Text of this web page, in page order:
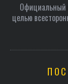
Официальный
целью